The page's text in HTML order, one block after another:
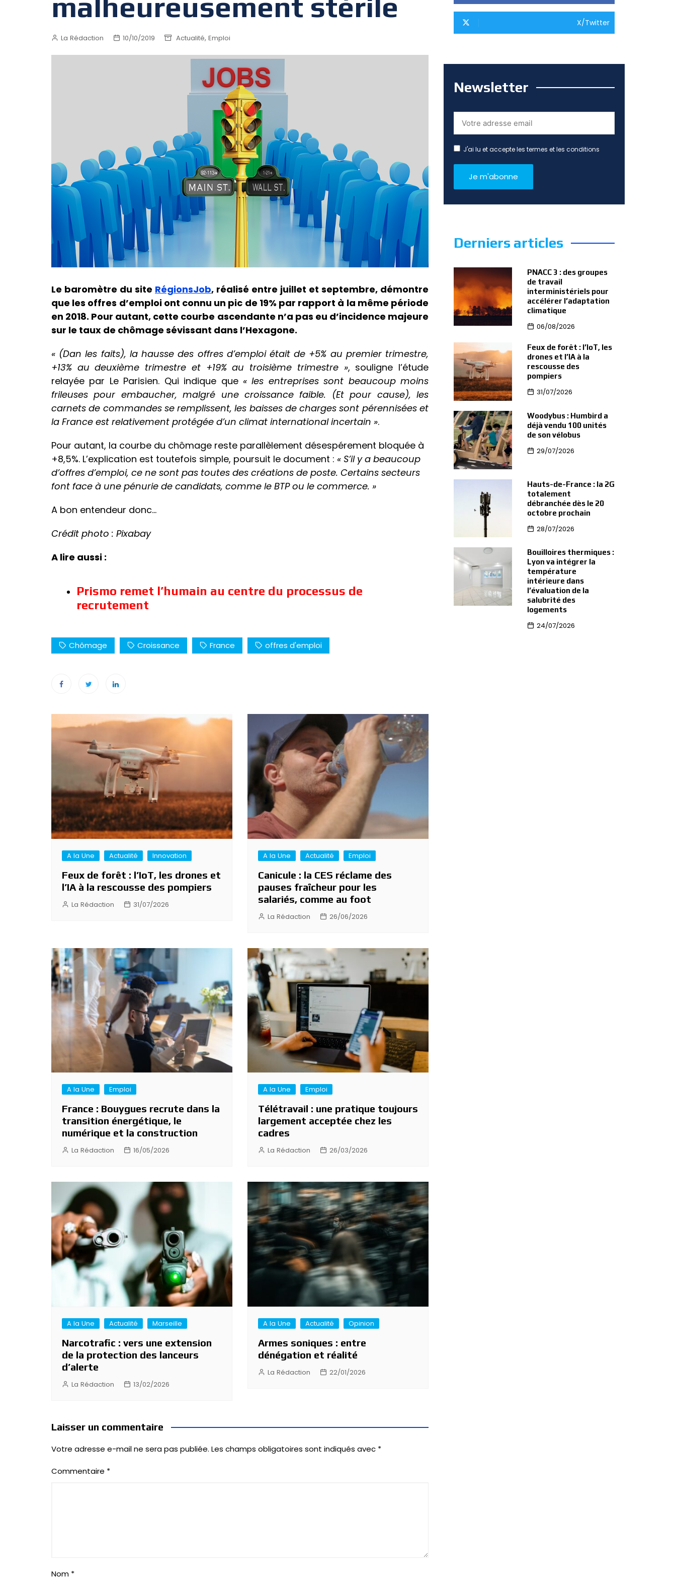
La Rédaction 10/10/2019 Actualité, Emploi
Le baromètre du site RégionsJob, réalisé entre juillet et septembre, démontre
que les offres d’emploi ont connu un pic de 19% par rapport à la même période
en 2018. Pour autant, cette courbe ascendante n’a pas eu d’incidence majeure
sur le taux de chômage sévissant dans l’Hexagone.
« (Dan les faits), la hausse des offres d’emploi était de +5% au premier trimestre,
+13% au deuxième trimestre et +19% au troisième trimestre », souligne l’étude
relayée par Le Parisien. Qui indique que « les entreprises sont beaucoup moins
frileuses pour embaucher, malgré une croissance faible. (Et pour cause), les
carnets de commandes se remplissent, les baisses de charges sont pérennisées et
la France est relativement protégée d’un climat international incertain ».
Pour autant, la courbe du chômage reste parallèlement désespérement bloquée à
+8,5%. L’explication est toutefois simple, poursuit le document : « S’il y a beaucoup
d’offres d’emploi, ce ne sont pas toutes des créations de poste. Certains secteurs
font face à une pénurie de candidats, comme le BTP ou le commerce. »
A bon entendeur donc…
Crédit photo : Pixabay
A lire aussi :
Prismo remet l’humain au centre du processus de
recrutement
Chômage Croissance France offres d'emploi
Navigation
l’article
A la Une Actualité Innovation
Feux de forêt : l’IoT, les drones et
l’IA à la rescousse des pompiers
La Rédaction 31/07/2026
A la Une Actualité Emploi
Canicule : la CES réclame des
pauses fraîcheur pour les
salariés, comme au foot
La Rédaction 26/06/2026
A la Une Emploi
France : Bouygues recrute dans la
transition énergétique, le
numérique et la construction
La Rédaction 16/05/2026
A la Une Emploi
Télétravail : une pratique toujours
largement acceptée chez les
cadres
La Rédaction 26/03/2026
A la Une Actualité Marseille
Narcotrafic : vers une extension
de la protection des lanceurs
d’alerte
La Rédaction 13/02/2026
A la Une Actualité Opinion
Armes soniques : entre
dénégation et réalité
La Rédaction 22/01/2026
Laisser un commentaire
Votre adresse e-mail ne sera pas publiée. Les champs obligatoires sont indiqués avec *
Commentaire *
Nom *
X/Twitter
Newsletter
J'ai lu et accepte les termes et les conditions
Derniers articles
PNACC 3 : des groupes
de travail
interministériels pour
accélérer l’adaptation
climatique
06/08/2026
Feux de forêt : l’IoT, les
drones et l’IA à la
rescousse des
pompiers
31/07/2026
Woodybus : Humbird a
déjà vendu 100 unités
de son vélobus
29/07/2026
Hauts-de-France : la 2G
totalement
débranchée dès le 20
octobre prochain
28/07/2026
Bouilloires thermiques :
Lyon va intégrer la
température
intérieure dans
l’évaluation de la
salubrité des
logements
24/07/2026